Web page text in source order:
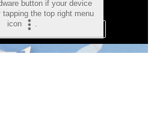
button if your device
tapping the top right menu
icon
.
Aceptar Cookies